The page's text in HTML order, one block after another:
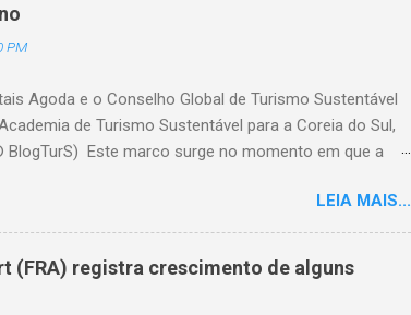
PM
Agoda e o Conselho Global de Turismo Sustentável
de Turismo Sustentável para a Coreia do Sul,
Este marco surge no momento em que a
da hotelaria em toda a região, capacitando-os com
com base no Padrão Hoteleiro GSTC. Desde o seu
Sustentável tornou-se um importante recurso para
práticas sustentáveis ​​em toda a Ásia. Com a
ainda mais sua capacidade de atender ao
LEIA MAIS...
(FRA) registra crescimento de alguns